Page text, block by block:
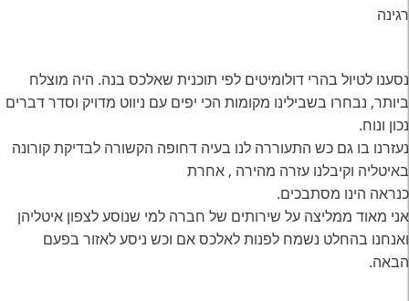
רגינה
נסענו לטיול בהרי דולומיטים לפי תוכנית שאלכס בנה. היה מוצלח
ביותר, נבחרו בשבילינו מקומות הכי יפים עם ניווט מדויק וסדר דברים
נכון ונוח.
נעזרנו בו גם כש התעוררה לנו בעיה דחופה הקשורה לבדיקת קורונה
באיטליה וקיבלנו עזרה מהירה , אחרת
כנראה הינו מסתבכים.
אני מאוד ממליצה על שירותים של חברה למי שנוסע לצפון איטליהן
ואנחנו בהחלט נשמח לפנות לאלכס אם וכש ניסע לאזור בפעם
הבאה.